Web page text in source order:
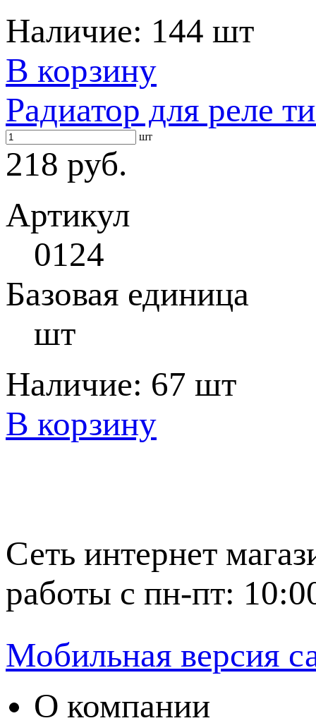
Наличие: 144 шт
В корзину
Радиатор для реле
шт
218 руб.
Артикул
0124
Базовая единица
шт
Наличие: 67 шт
В корзину
Сеть интернет
работы с пн-пт:
Мобильная версия
О компании